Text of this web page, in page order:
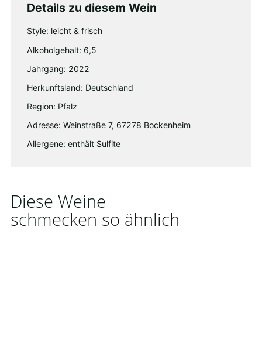
Details zu diesem Wein
Style: leicht & frisch
Alkoholgehalt: 6,5
Jahrgang: 2022
Herkunftsland: Deutschland
Region: Pfalz
Adresse: Weinstraße 7, 67278 Bockenheim
Allergene: enthält Sulfite
Diese Weine
schmecken so ähnlich